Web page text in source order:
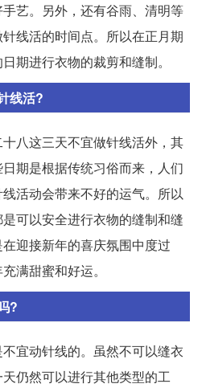
艺。另外，还有谷雨、清明等
线活的时间点。所以在正月期
期进行衣物的裁剪和缝制。
线活?
八这三天不宜做针线活外，其
期是根据传统习俗而来，人们
活动会带来不好的运气。所以
可以安全进行衣物的缝制和缝
迎接新年的喜庆氛围中度过
满甜蜜和好运。
?
宜动针线的。虽然不可以缝衣
仍然可以进行其他类型的工